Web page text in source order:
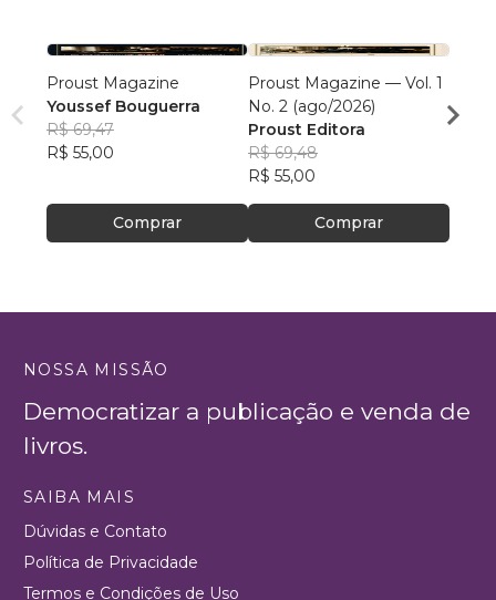
Proust Magazine
Youssef Bouguerra
R$ 69,47
R$ 55,00
Comprar
Proust Magazine — Vol. 1
No. 2 (ago/2026)
Proust Editora
R$ 69,48
R$ 55,00
Comprar
NOSSA MISSÃO
Democratizar a publicação e venda de
livros.
SAIBA MAIS
Dúvidas e Contato
Política de Privacidade
Termos e Condições de Uso